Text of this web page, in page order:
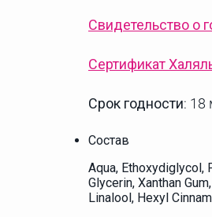
Свидетельство о
Сертификат
Срок годности: 18
Состав
Aqua, Ethoxydiglycol,
Glycerin, Xanthan
Linalool, Hexyl